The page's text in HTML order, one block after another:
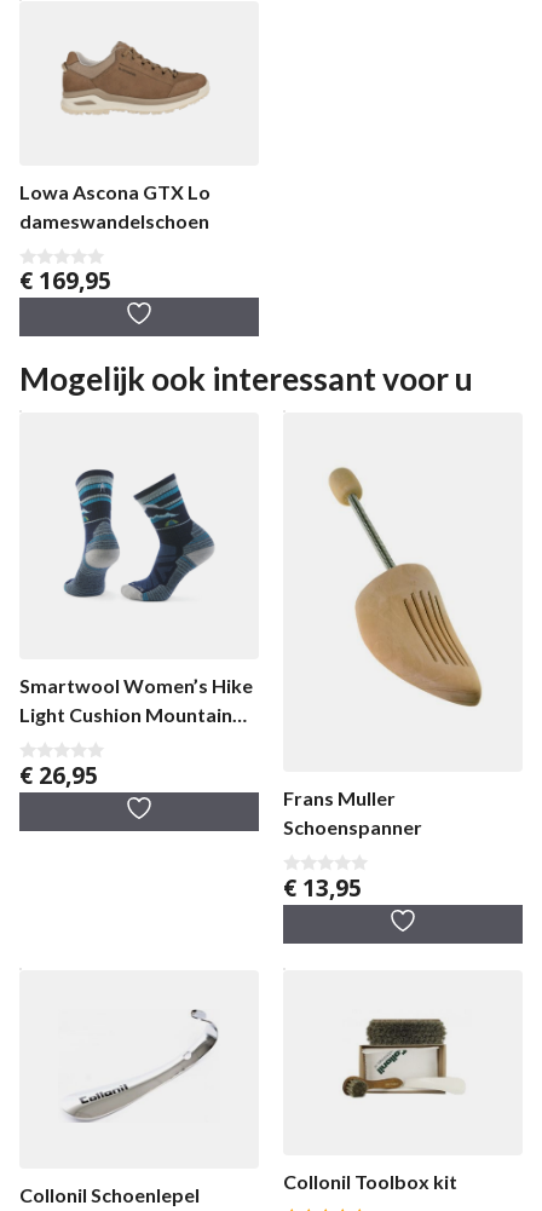
Lowa Ascona GTX Lo
dameswandelschoen
0
v
€ 169,95
Mogelijk ook interessant voor u
Smartwool Women’s Hike
Light Cushion Mountain
Moon Hike damessokken
0
v
5
€ 26,95
Frans Muller
Schoenspanner
0
v
5
€ 13,95
Collonil Schoenlepel
Collonil Toolbox kit